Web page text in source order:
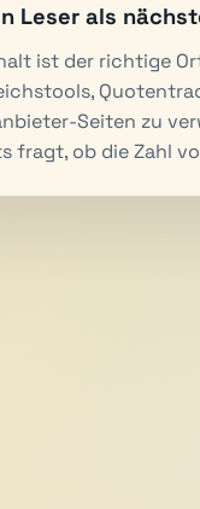
Leser als
ist der richtige
Seiten zu
fragt, ob die Zahl